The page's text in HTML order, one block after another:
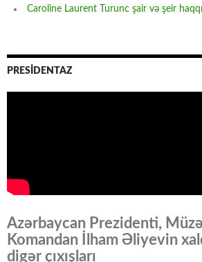
Caroline Laurent Turunc şair və şeir
PRESİDENTAZ
Azərbaycan Prezidenti,
Komandan İlham Əliyevin
digər çıxışları